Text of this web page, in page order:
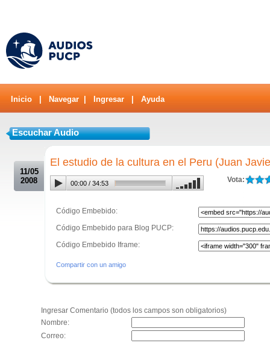
Inicio Navegar Ingresar Ayuda
Escuchar Audio
11/05
2008
El estudio de la cultura en el Peru (Juan
Vota:
00:00 / 34:53
Código Embebido:
Código Embebido para Blog PUCP:
Código Embebido Iframe:
Compartir con un amigo
Ingresar Comentario (todos los campos son obligatorios)
Nombre:
Correo: